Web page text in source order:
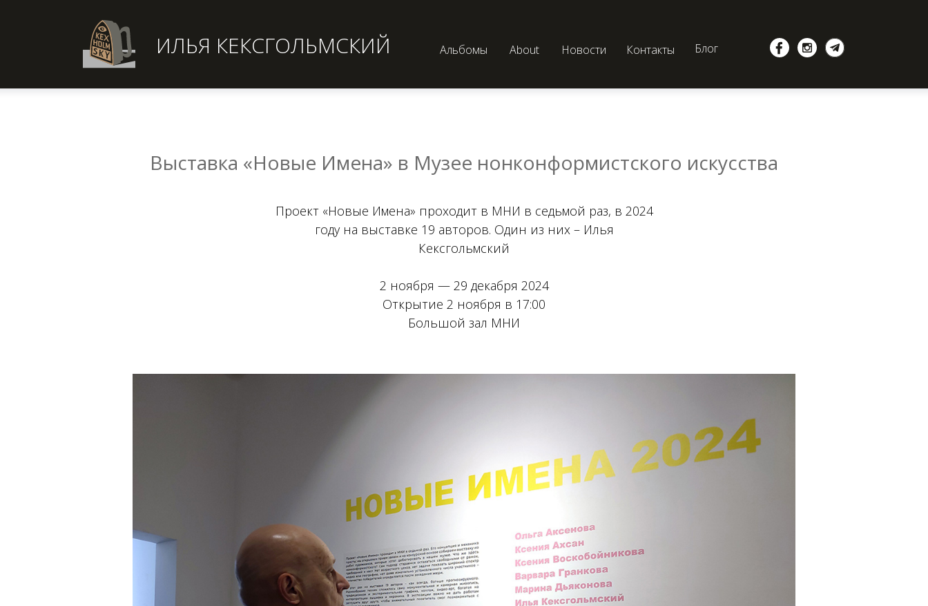
ИЛЬЯ КЕКСГОЛЬМСКИЙ Альбомы Контакты Блог
Новости
About
Выставка «Новые Имена» в Музее нонконформистского искусства
Проект «Новые Имена» проходит в МНИ в седьмой раз, в 2024
году на выставке 19 авторов. Один из них – Илья
Кексгольмский
2 ноября — 29 декабря 2024
Открытие 2 ноября в 17:00
Большой зал МНИ